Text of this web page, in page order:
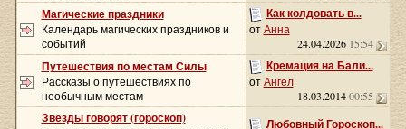
Магические праздники
Календарь магических праздников и
событий
Как колдовать в...
отАнна
24.04.2026 15:54
Путешествия по местам Силы
Рассказы о путешествиях по
необычным местам
Кремация на Бали...
отАнгел
18.03.201400:55
Звезды говорят (гороскоп) Любовный Гороскоп...